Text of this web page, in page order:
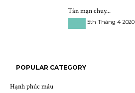
Tản mạn chuy...
5th Tháng 4 2020
POPULAR CATEGORY
Hạnh phúc máu